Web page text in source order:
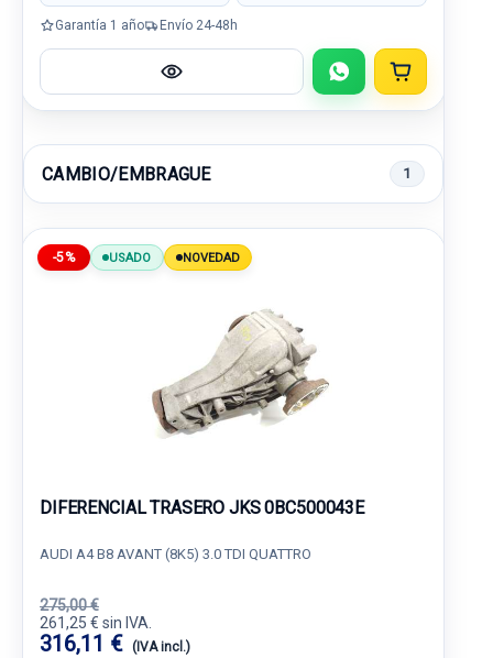
Garantía 1 año Envío 24-48h
CAMBIO/EMBRAGUE 1
-5% USADO NOVEDAD
DIFERENCIAL TRASERO JKS 0BC500043E
AUDI A4 B8 AVANT (8K5) 3.0 TDI QUATTRO
275,00 €
261,25 € sin IVA.
316,11 € (IVA incl.)